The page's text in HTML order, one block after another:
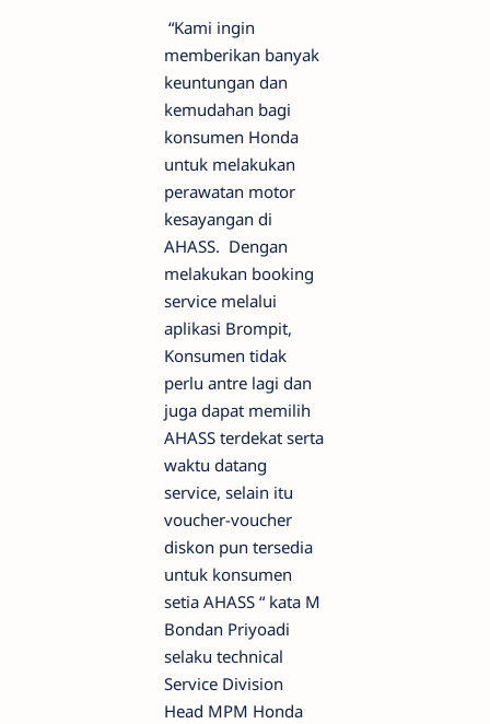
“Kami ingin
memberikan banyak
keuntungan dan
kemudahan bagi
konsumen Honda
untuk melakukan
perawatan motor
kesayangan di
AHASS. Dengan
melakukan booking
service melalui
aplikasi Brompit,
Konsumen tidak
perlu antre lagi dan
juga dapat memilih
AHASS terdekat serta
waktu datang
service, selain itu
voucher-voucher
diskon pun tersedia
untuk konsumen
setia AHASS “ kata M
Bondan Priyoadi
selaku technical
Service Division
Head MPM Honda